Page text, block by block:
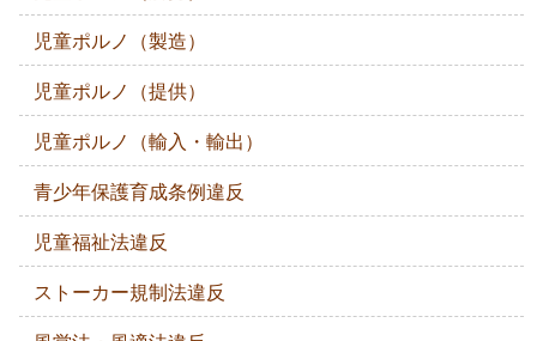
児童ポルノ（製造）
児童ポルノ（提供）
児童ポルノ（輸入・輸出）
青少年保護育成条例違反
児童福祉法違反
ストーカー規制法違反